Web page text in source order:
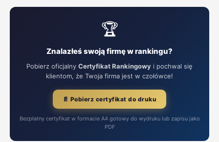
🏆
Znalazłeś swoją firmę w rankingu?
Pobierz oficjalny Certyfikat Rankingowy i pochwal się
klientom, że Twoja firma jest w czołówce!
📄 Pobierz certyfikat do druku
Bezpłatny certyfikat w formacie A4 gotowy do wydruku lub zapisu jako
PDF